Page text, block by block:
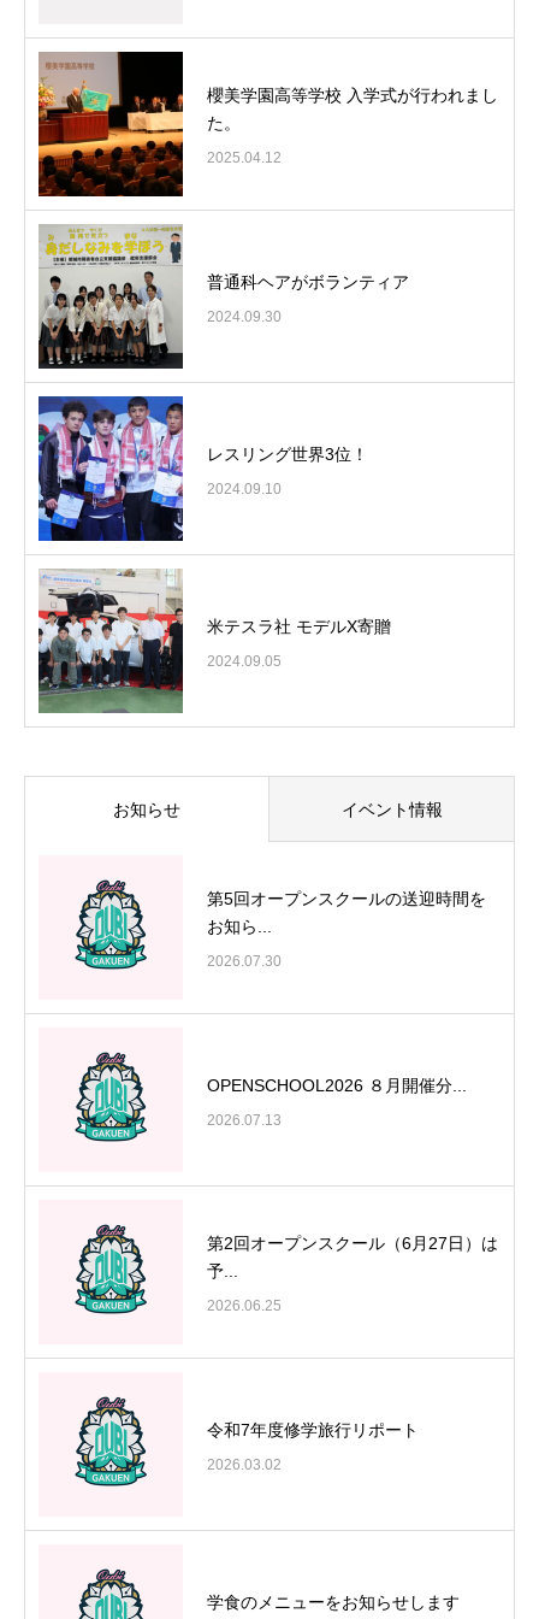
櫻美学園高等学校 入学式が行われまし
た。
2025.04.12
普通科ヘアがボランティア
2024.09.30
レスリング世界3位！
2024.09.10
米テスラ社 モデルX寄贈
2024.09.05
お知らせ イベント情報
第5回オープンスクールの送迎時間を
お知ら...
2026.07.30
OPENSCHOOL2026 ８月開催分...
2026.07.13
第2回オープンスクール（6月27日）は
予...
2026.06.25
令和7年度修学旅行リポート
2026.03.02
学食のメニューをお知らせします